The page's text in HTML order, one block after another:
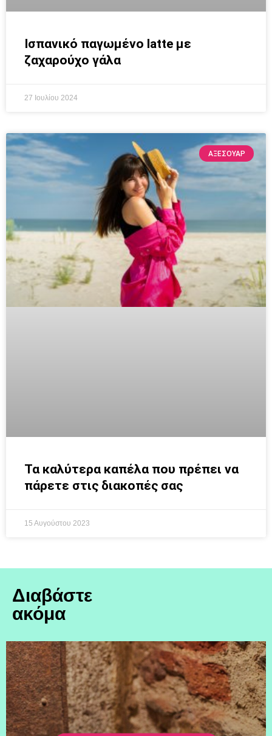
Ισπανικό παγωμένο latte με
ζαχαρούχο γάλα
27 Ιουλίου 2024
ΑΞΕΣΟΥΆΡ
Τα καλύτερα καπέλα που πρέπει να
πάρετε στις διακοπές σας
15 Αυγούστου 2023
Διαβάστε
ακόμα